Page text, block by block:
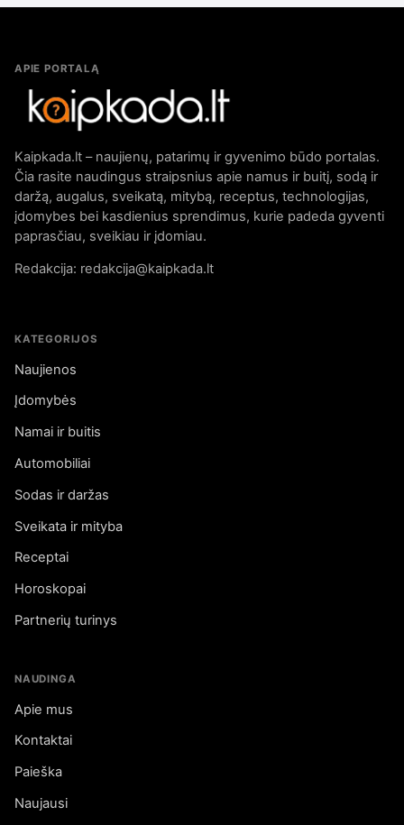
APIE PORTALĄ
Kaipkada.lt – naujienų, patarimų ir gyvenimo būdo portalas.
Čia rasite naudingus straipsnius apie namus ir buitį, sodą ir
daržą, augalus, sveikatą, mitybą, receptus, technologijas,
įdomybes bei kasdienius sprendimus, kurie padeda gyventi
paprasčiau, sveikiau ir įdomiau.
Redakcija: redakcija@kaipkada.lt
KATEGORIJOS
Naujienos
Įdomybės
Namai ir buitis
Automobiliai
Sodas ir daržas
Sveikata ir mityba
Receptai
Horoskopai
Partnerių turinys
NAUDINGA
Apie mus
Kontaktai
Paieška
Naujausi